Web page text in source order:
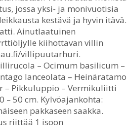
jossa yksi- ja monivuotisia
kestävä ja hyvin itävä.
Ainutlaatuinen
kiihottavan villin
villipuutarhuri.
– Ocimum basilicum –
lanceolata – Heinäratamo
– Pikkuluppio – Vermikuliitti
– 50 cm. Kylvöajankohta:
pakkaseen saakka.
riittää 1 isoon